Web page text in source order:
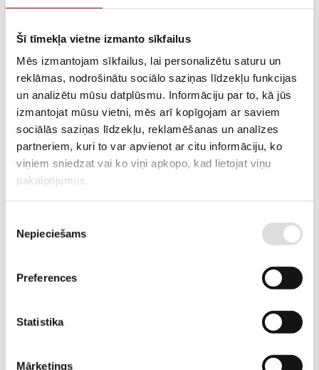
Šī tīmekļa vietne izmanto sīkfailus
Mēs izmantojam sīkfailus, lai personalizētu saturu un
reklāmas, nodrošinātu sociālo saziņas līdzekļu funkcijas
un analizētu mūsu datplūsmu. Informāciju par to, kā jūs
izmantojat mūsu vietni, mēs arī kopīgojam ar saviem
sociālās saziņas līdzekļu, reklamēšanas un analīzes
partneriem, kuri to var apvienot ar citu informāciju, ko
viņiem sniedzat vai ko viņi apkopo, kad lietojat viņu
pakalpojumus.
izvēle
Nepieciešams
Preferences
Statistika
Mārketings
DIGIWARE CABLE RJ45
1X5M600 V INSULATED
– COPPER
€22,80
Incl. VAT
AVAILABILITY Available on backorder
SKU 2848290186